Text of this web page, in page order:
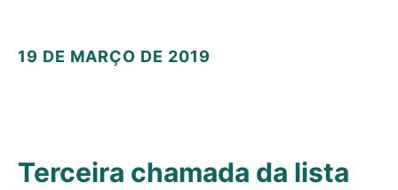
19 DE MARÇO DE 2019
Terceira chamada da lista